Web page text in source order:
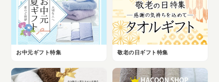
お中元ギフト特集 敬老の日ギフト特集